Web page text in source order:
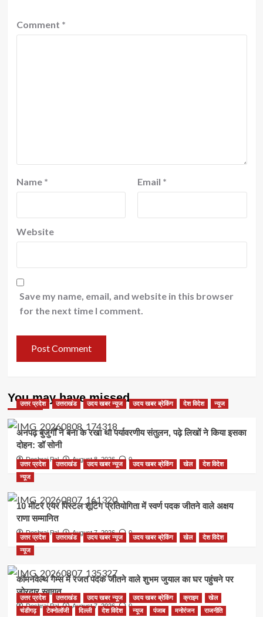
Comment *
Name * Email *
Website
Save my name, email, and website in this browser
for the next time I comment.
You may have missed
उत्तर प्रदेश उत्तराखंड उदय खबर न्यूज उदय खबर ब्रेकिंग देश विदेश न्यूज
अनपढ़ बुजुर्गों ने बना के रखा था पर्यावरणीय संतुलन, पढ़े लिखों ने किया इसका
दोहन: डॉ सोनी
Deshraj Pal August 8, 2026 0
उत्तर प्रदेश उत्तराखंड उदय खबर न्यूज उदय खबर ब्रेकिंग खेल
देश विदेश
न्यूज
10 मीटर एयर पिस्टल शूटिंग प्रतियोगिता में स्वर्ण पदक जीतने वाले अक्षय
राणा सम्मानित
Deshraj Pal August 7, 2026 0
उत्तर प्रदेश उत्तराखंड उदय खबर न्यूज उदय खबर ब्रेकिंग खेल
देश विदेश
न्यूज
कॉमनवेल्थ गेम्स में रजत पदक जीतने वाले शुभम जुयाल का घर पहुंचने पर
जोरदार स्वागत
Deshraj Pal August 7, 2026 0
उत्तर प्रदेश उत्तराखंड उदय खबर न्यूज उदय खबर ब्रेकिंग क्राइम
खेल
चंडीगढ़
टेक्नोलॉजी दिल्ली देश विदेश न्यूज पंजाब मनोरंजन राजनीति